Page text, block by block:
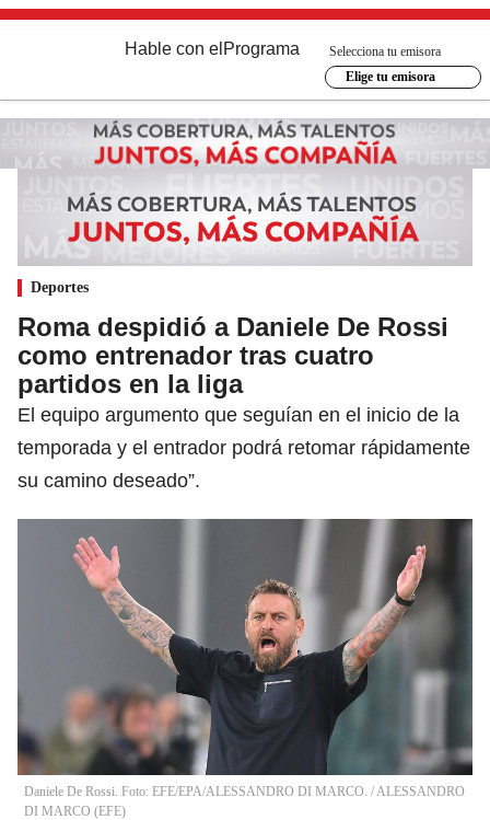
Hable con el Programa
Selecciona tu emisora
Elige tu emisora
Deportes
Roma despidió a Daniele De Rossi
como entrenador tras cuatro
partidos en la liga
El equipo argumento que seguían en el inicio de la
temporada y el entrador podrá retomar rápidamente
su camino deseado”.
Daniele De Rossi. Foto: EFE/EPA/ALESSANDRO DI MARCO. /ALESSANDRO
DI MARCO (EFE)